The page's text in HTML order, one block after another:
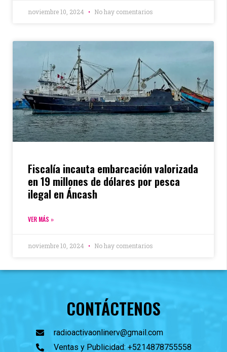
noviembre 10, 2024 No hay comentarios
Fiscalía incauta embarcación valorizada
en 19 millones de dólares por pesca
ilegal en Áncash
VER MÁS »
noviembre 10, 2024 No hay comentarios
CONTÁCTENOS
radioactivaonlinerv@gmail.com
Ventas y Publicidad: +5214878755558